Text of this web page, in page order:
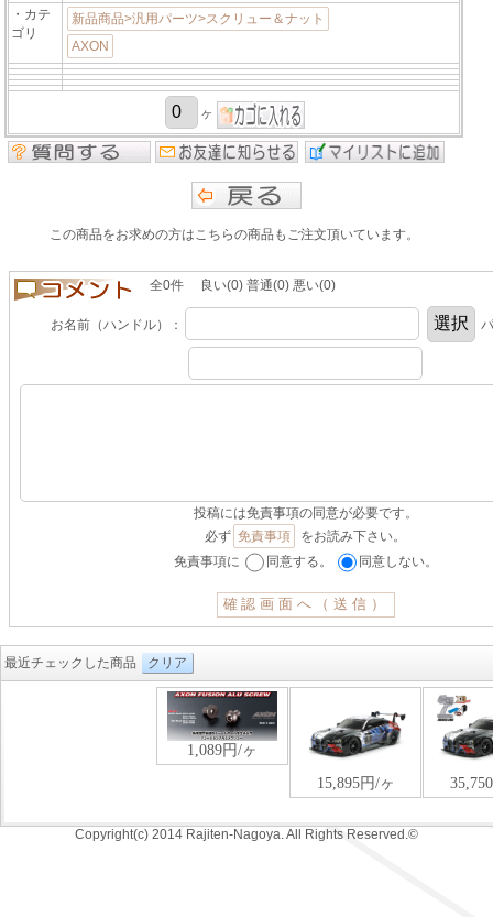
・カテ
ゴリ
新品商品>汎用パーツ>スクリュー＆ナット
AXON
ヶ
この商品をお求めの方はこちらの商品もご注文頂いています。
全0件 良い(0) 普通(0) 悪い(0)
お名前（ハンドル）：
投稿には免責事項の同意が必要です。
必ず 免責事項
をお読み下さい。
免責事項に
同意する。 同意しない。
最近チェックした商品 クリア
Copyright(c) 2014 Rajiten-Nagoya. All Rights Reserved.©